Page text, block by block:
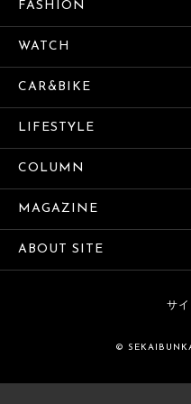
FASHION
WATCH
CAR&BIKE
LIFESTYLE
COLUMN
MAGAZINE
ABOUT SITE
サ
©